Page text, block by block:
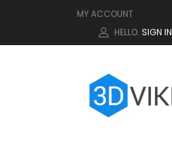
MY ACCOUNT
HELLO. SIGN IN